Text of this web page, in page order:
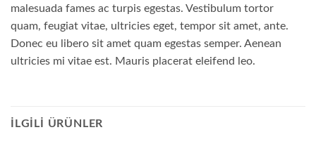
malesuada fames ac turpis egestas. Vestibulum tortor
quam, feugiat vitae, ultricies eget, tempor sit amet, ante.
Donec eu libero sit amet quam egestas semper. Aenean
ultricies mi vitae est. Mauris placerat eleifend leo.
İLGILI ÜRÜNLER